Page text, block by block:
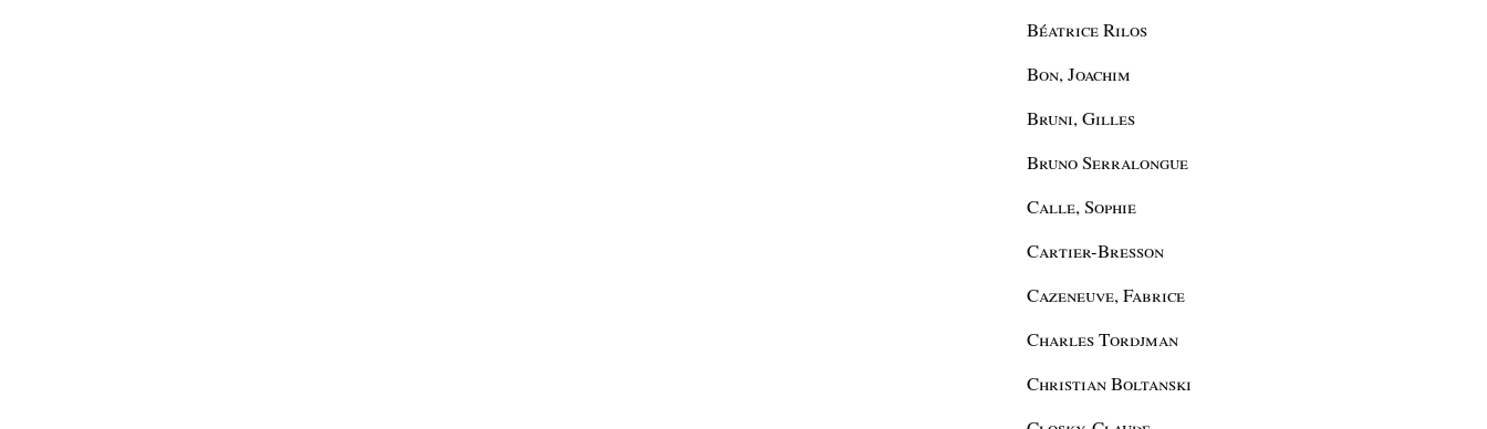
Béatrice Rilos
Bon, Joachim
Bruni, Gilles
Bruno Serralongue
Calle, Sophie
Cartier-Bresson
Cazeneuve, Fabrice
Charles Tordjman
Christian Boltanski